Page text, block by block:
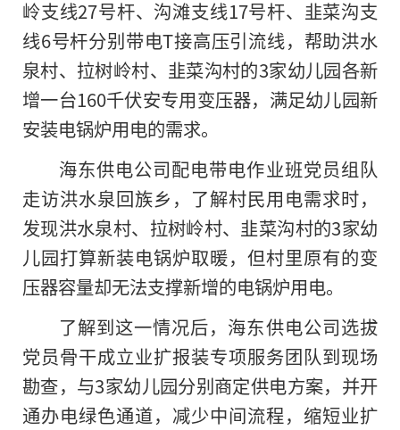
岭支线27号杆、沟滩支线17号杆、韭菜沟支
线6号杆分别带电T接高压引流线，帮助洪水
泉村、拉树岭村、韭菜沟村的3家幼儿园各新
增一台160千伏安专用变压器，满足幼儿园新
安装电锅炉用电的需求。
海东供电公司配电带电作业班党员组队
走访洪水泉回族乡，了解村民用电需求时，
发现洪水泉村、拉树岭村、韭菜沟村的3家幼
儿园打算新装电锅炉取暖，但村里原有的变
压器容量却无法支撑新增的电锅炉用电。
了解到这一情况后，海东供电公司选拔
党员骨干成立业扩报装专项服务团队到现场
勘查，与3家幼儿园分别商定供电方案，并开
通办电绿色通道，减少中间流程，缩短业扩